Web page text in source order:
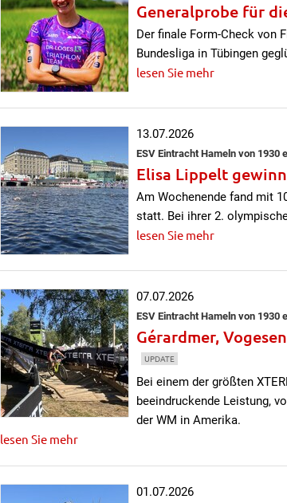
Generalprobe für
Der finale Form-Check von
Bundesliga in Tübingen
lesen Sie mehr
13.07.2026
ESV Eintracht Hameln von 1930
Elisa Lippelt
Am Wochenende fand mit
statt. Bei ihrer 2.
lesen Sie mehr
07.07.2026
ESV Eintracht Hameln von 1930
Gérardmer,
UPDATE
Bei einem der größten
beeindruckende Leistung,
der WM in Amerika.
lesen Sie mehr
01.07.2026